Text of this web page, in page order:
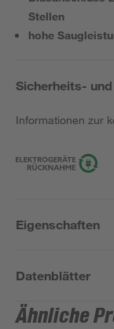
Stellen
hohe
Sicherheits-
Informationen zur
Eigenschaften
Datenblätter
Ähnliche